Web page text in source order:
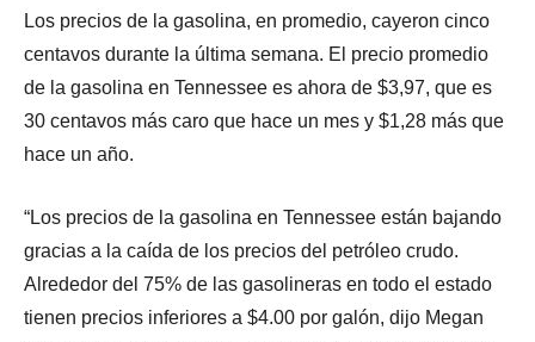
Los precios de la gasolina, en promedio, cayeron cinco
centavos durante la última semana. El precio promedio
de la gasolina en Tennessee es ahora de $3,97, que es
30 centavos más caro que hace un mes y $1,28 más que
hace un año.
“Los precios de la gasolina en Tennessee están bajando
gracias a la caída de los precios del petróleo crudo.
Alrededor del 75% de las gasolineras en todo el estado
tienen precios inferiores a $4.00 por galón, dijo Megan